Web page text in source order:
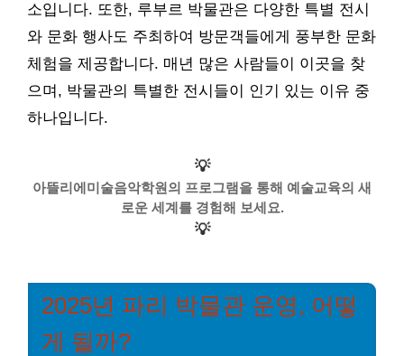
소입니다. 또한, 루부르 박물관은 다양한 특별 전시
와 문화 행사도 주최하여 방문객들에게 풍부한 문화
체험을 제공합니다. 매년 많은 사람들이 이곳을 찾
으며, 박물관의 특별한 전시들이 인기 있는 이유 중
하나입니다.
💡
아뜰리에미술음악학원의 프로그램을 통해 예술교육의 새
로운 세계를 경험해 보세요.
💡
2025년 파리 박물관 운영, 어떻
게 될까?